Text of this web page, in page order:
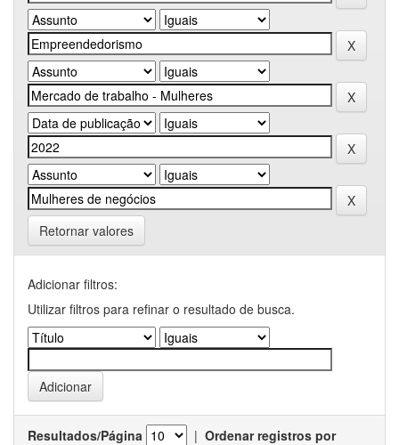
Retornar valores
Adicionar filtros:
Utilizar filtros para refinar o resultado de busca.
Resultados/Página | Ordenar registros por